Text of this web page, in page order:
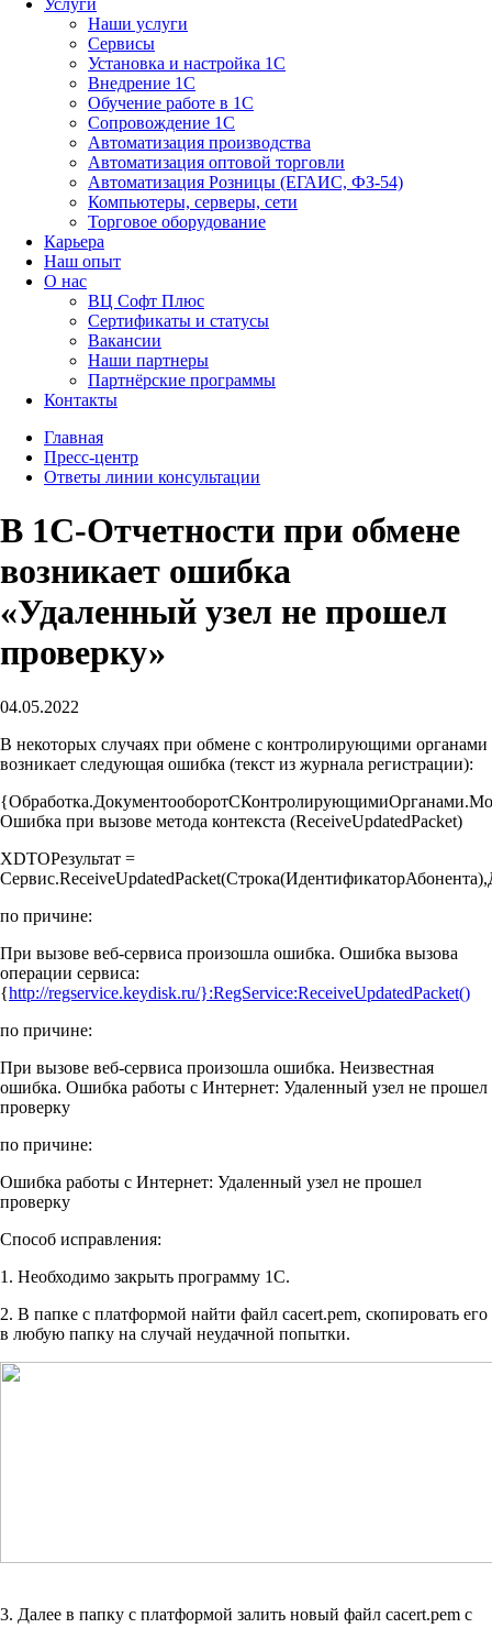
Услуги
Наши услуги
Сервисы
Установка и настройка 1С
Внедрение 1С
Обучение работе в 1С
Сопровождение 1С
Автоматизация производства
Автоматизация оптовой торговли
Автоматизация Розницы (ЕГАИС, ФЗ-54)
Компьютеры, серверы, сети
Торговое оборудование
Карьера
Наш опыт
О нас
ВЦ Софт Плюс
Сертификаты и статусы
Вакансии
Наши партнеры
Партнёрские программы
Контакты
Главная
Пресс-центр
Ответы линии консультации
В 1С-Отчетности при обмене
возникает ошибка
«Удаленный узел не прошел
проверку»
04.05.2022
В некоторых случаях при обмене с контролирующими органами
возникает следующая ошибка (текст из журнала регистрации):
Ошибка при вызове метода контекста (ReceiveUpdatedPacket)
XDTOРезультат =
по причине:
При вызове веб-сервиса произошла ошибка. Ошибка вызова
операции сервиса:
{http://regservice.keydisk.ru/}:RegService:ReceiveUpdatedPacket()
по причине:
При вызове веб-сервиса произошла ошибка. Неизвестная
ошибка. Ошибка работы с Интернет: Удаленный узел не прошел
проверку
по причине:
Ошибка работы с Интернет: Удаленный узел не прошел
проверку
Способ исправления:
1. Необходимо закрыть программу 1С.
2. В папке с платформой найти файл cacert.pem, скопировать его
в любую папку на случай неудачной попытки.
3. Далее в папку с платформой залить новый файл cacert.pem с